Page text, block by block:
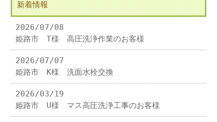
新着情報
2026/07/08
姫路市 T様 高圧洗浄作業のお客様
2026/07/07
姫路市 K様 洗面水栓交換
2026/03/19
姫路市 U様 マス高圧洗浄工事のお客様